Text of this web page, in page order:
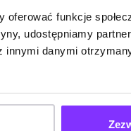
funkcje
udostępniamy
danymi